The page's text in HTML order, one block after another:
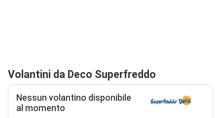
Volantini da Deco Superfreddo
Nessun volantino disponibile
al momento